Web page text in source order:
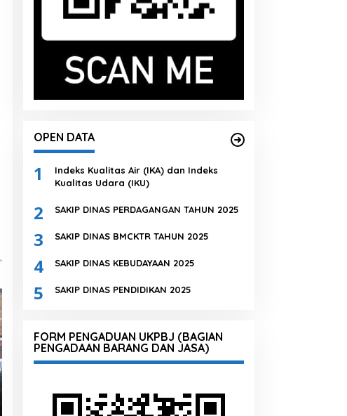
OPEN DATA
1
Indeks Kualitas Air (IKA) dan Indeks
Kualitas Udara (IKU)
2 SAKIP DINAS PERDAGANGAN TAHUN 2025
3 SAKIP DINAS BMCKTR TAHUN 2025
4 SAKIP DINAS KEBUDAYAAN 2025
5 SAKIP DINAS PENDIDIKAN 2025
FORM PENGADUAN UKPBJ (BAGIAN
PENGADAAN BARANG DAN JASA)